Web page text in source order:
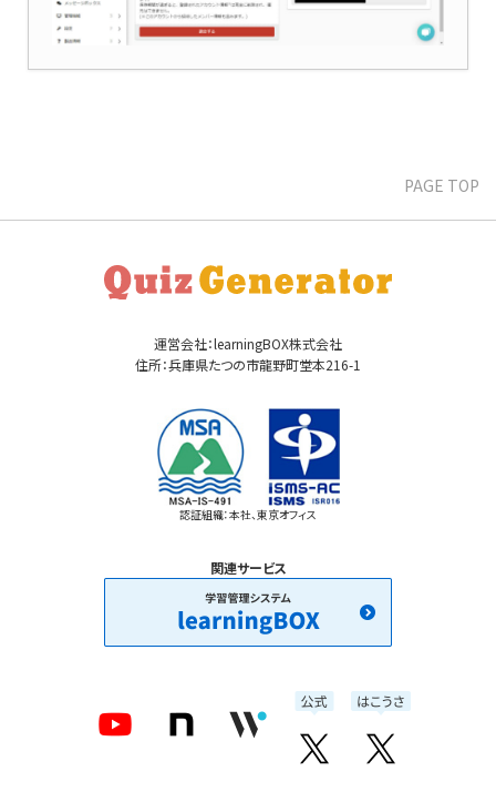
PAGE TOP
運営会社：learningBOX株式会社
住所：兵庫県たつの市龍野町堂本216-1
認証組織：本社、東京オフィス
関連サービス